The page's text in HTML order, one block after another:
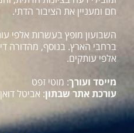
חם ומעניין את הציבור הדתי.
ברחבי הארץ. בנוסף, מהדורה
אלפי עותקים.
מייסד ועורך: מוטי זפט
עורכת אתר שבתון: אביטל